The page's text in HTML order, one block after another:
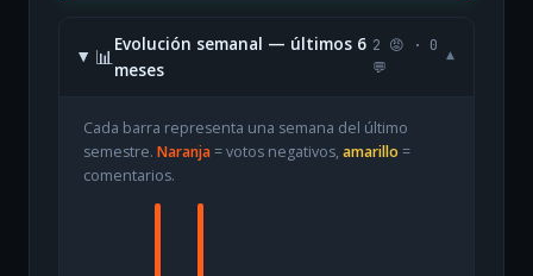
📊
Evolución semanal — últimos 6
meses
2 😡 · 0
💬
▾
Cada barra representa una semana del último
semestre. Naranja= votos negativos, amarillo =
comentarios.